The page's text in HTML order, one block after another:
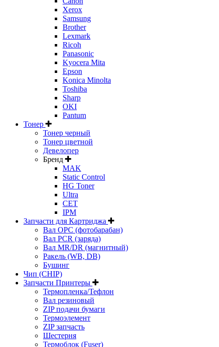
Xerox
Samsung
Brother
Lexmark
Ricoh
Panasonic
Kyocera Mita
Epson
Konica Minolta
Toshiba
Sharp
OKI
Pantum
Тонер
Тонер черный
Тонер цветной
Девелопер
Бренд
MAK
Static Control
HG Toner
Ultra
CET
IPM
Запчасти для Картриджа
Вал OPC (фотобарабан)
Вал PCR (заряда)
Вал MR/DR (магнитный)
Ракель (WB, DB)
Бушинг
Чип (CHIP)
Запчасти Принтеры
Термопленка/Тефлон
Вал резиновый
ZIP подачи бумаги
Термоэлемент
ZIP запчасть
Шестерня
Термоблок (Fuser)